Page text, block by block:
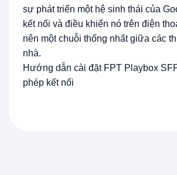
sự phát triển một hệ sinh thái của
kết nối và điều khiển nó trên điện
nên một chuỗi thống nhất giữa các
nhà.
Hướng dẫn cài đặt FPT Playbox
phép kết nối